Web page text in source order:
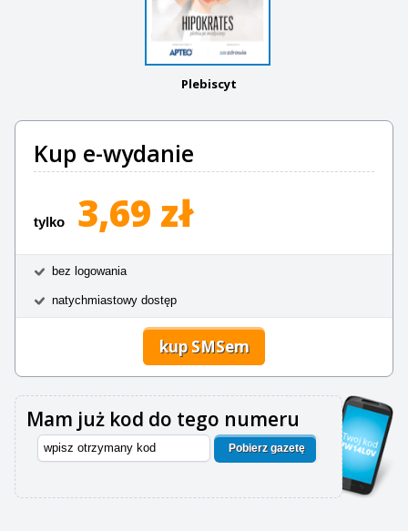
Plebiscyt
Kup e-wydanie
tylko 3,69 zł
bez logowania
natychmiastowy dostęp
kup SMSem
Mam już kod do tego numeru
Pobierz gazetę